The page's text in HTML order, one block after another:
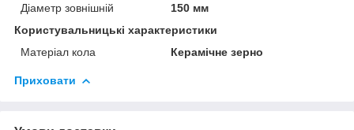
Діаметр зовнішній
150 мм
Користувальницькі характеристики
Матеріал кола
Керамічне зерно
Приховати